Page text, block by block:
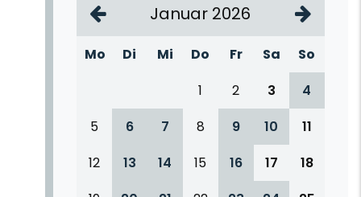
Januar 2026
Mo Di Mi Do Fr Sa
So
1
2 3
4
5
6 7 8 9 10
11
12
13 14 15 16 17
18